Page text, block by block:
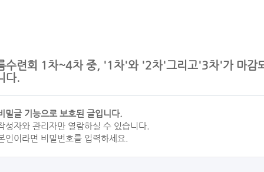
수련회 1차~4차 중, '1차'와 '2차'그리고'3차'가 마감
다.
밀글 기능으로 보호된 글입니다.
성자와 관리자만 열람하실 수 있습니다.
인이라면 비밀번호를 입력하세요.